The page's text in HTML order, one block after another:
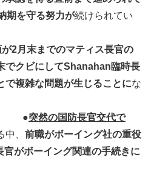
期を守る努力が続けられてい
が2月末までのマティス長官の
でクビにしてShanahan臨時長
で複雑な問題が生じることにな
●突然の国防長官交代で
中、 前職がボーイング社の重役
がボーイング関連の手続きに